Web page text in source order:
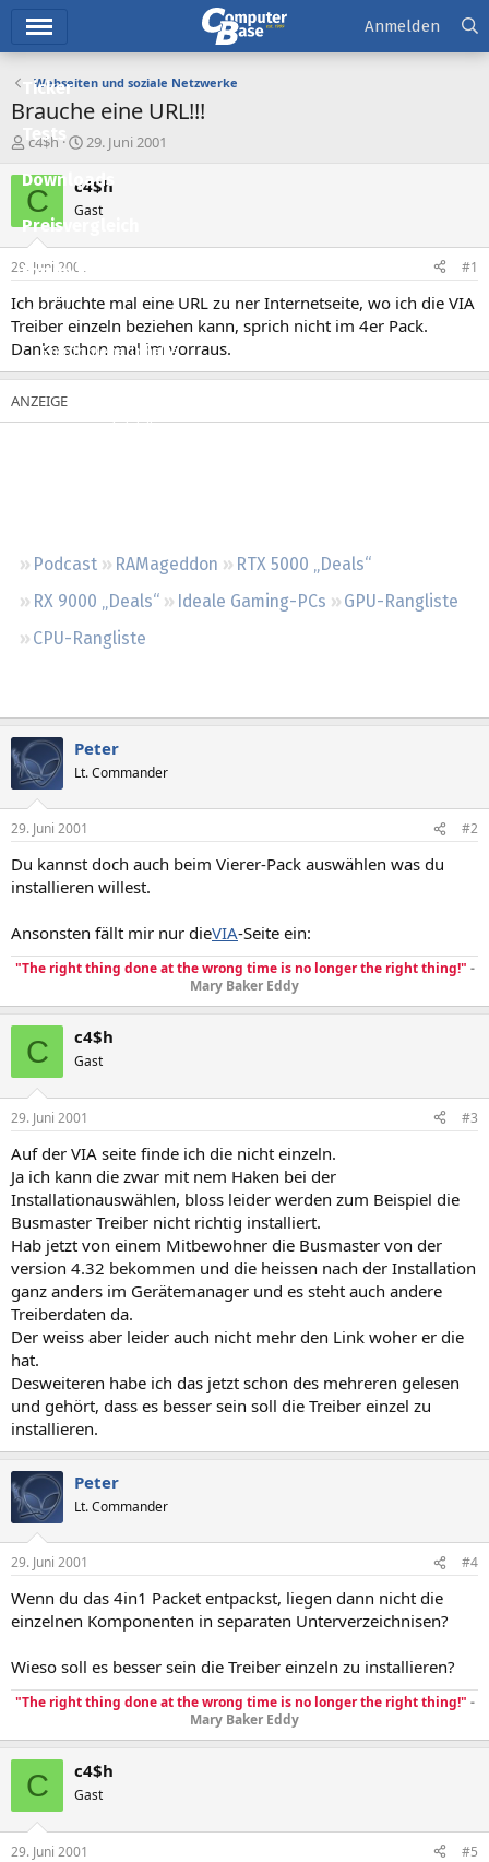
Ticker
Tests
Downloads
Preisvergleich
Forum
Aktuelles
Empfohlene Inhalte
Neueste Aktivitäten
Podcast RAMageddon
RTX 5000 „Deals“
RX 9000 „Deals“
Ideale Gaming-PCs
GPU-Rangliste
CPU-Rangliste
Anmelden
Webseiten und soziale Netzwerke
Brauche eine URL!!!
E
s
t
e
e
r
c4$h
E
s
e
t
a
29. Juni 2001
C c4$h
Gast
29. Juni 2001 #1
Ich bräuchte mal eine URL zu ner Internetseite, wo ich die VIA
Treiber einzeln beziehen kann, sprich nicht im 4er Pack.
Danke schon mal im vorraus.
Peter
Lt. Commander
29. Juni 2001 #2
Du kannst doch auch beim Vierer-Pack auswählen was du
installieren willest.
Ansonsten fällt mir nur dieVIA-Seite ein:
"The right thing done at the wrong time is no longer the right thing!" -
Mary Baker Eddy
C c4$h
Gast
29. Juni 2001 #3
Auf der VIA seite finde ich die nicht einzeln.
Ja ich kann die zwar mit nem Haken bei der
Installationauswählen, bloss leider werden zum Beispiel die
Busmaster Treiber nicht richtig installiert.
Hab jetzt von einem Mitbewohner die Busmaster von der
version 4.32 bekommen und die heissen nach der Installation
ganz anders im Gerätemanager und es steht auch andere
Treiberdaten da.
Der weiss aber leider auch nicht mehr den Link woher er die
hat.
Desweiteren habe ich das jetzt schon des mehreren gelesen
und gehört, dass es besser sein soll die Treiber einzel zu
installieren.
Peter
Lt. Commander
29. Juni 2001 #4
Wenn du das 4in1 Packet entpackst, liegen dann nicht die
einzelnen Komponenten in separaten Unterverzeichnisen?
Wieso soll es besser sein die Treiber einzeln zu installieren?
"The right thing done at the wrong time is no longer the right thing!" -
Mary Baker Eddy
C c4$h
Gast
29. Juni 2001 #5